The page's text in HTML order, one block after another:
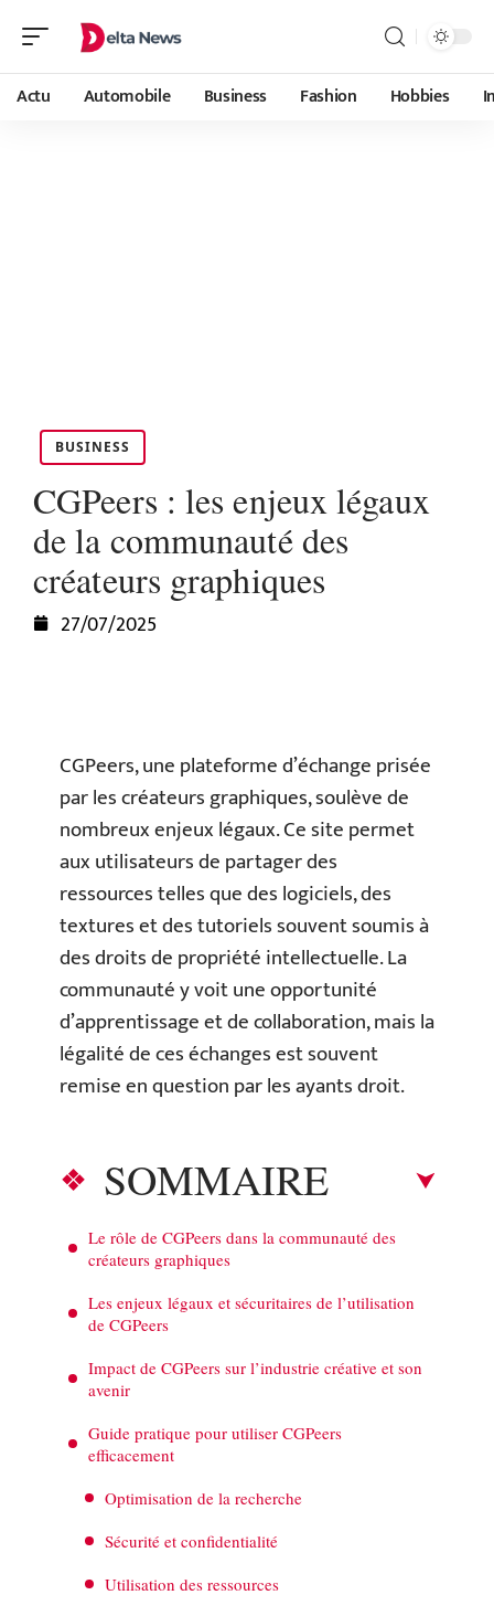
Actu Automobile Business Fashion Hobbies
BUSINESS
CGPeers : les enjeux légaux
de la communauté des
créateurs graphiques
27/07/2025
CGPeers, une plateforme d’échange prisée
par les créateurs graphiques, soulève de
nombreux enjeux légaux. Ce site permet
aux utilisateurs de partager des
ressources telles que des logiciels, des
textures et des tutoriels souvent soumis à
des droits de propriété intellectuelle. La
communauté y voit une opportunité
d’apprentissage et de collaboration, mais la
légalité de ces échanges est souvent
remise en question par les ayants droit.
SOMMAIRE
Le rôle de CGPeers dans la communauté des
créateurs graphiques
Les enjeux légaux et sécuritaires de l’utilisation
de CGPeers
Impact de CGPeers sur l’industrie créative et son
avenir
Guide pratique pour utiliser CGPeers
efficacement
Optimisation de la recherche
Sécurité et confidentialité
Utilisation des ressources